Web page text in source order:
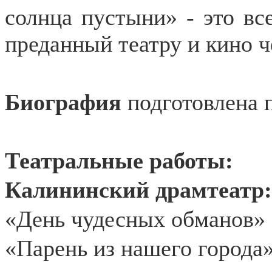
солнца пустыни» - это
преданный театру и кино
Биография
Театральные работы:
Калининский драмтеатр:
«День чудесных обманов»
«Парень из нашего